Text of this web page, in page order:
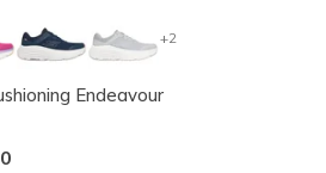
+2
Endeavour